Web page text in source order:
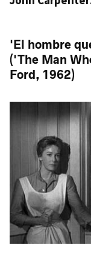
'El hombre
('The Man
Ford, 1962)